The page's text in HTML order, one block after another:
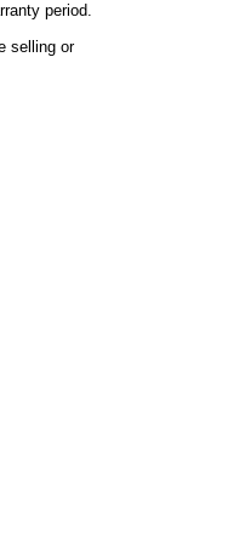
period.
selling or